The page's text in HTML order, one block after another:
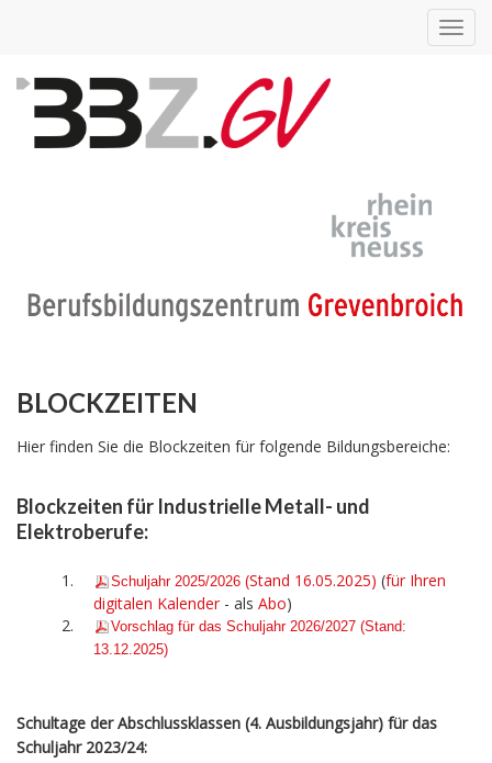
BLOCKZEITEN
Hier finden Sie die Blockzeiten für folgende Bildungsbereiche:
Blockzeiten für Industrielle Metall- und
Elektroberufe:
Schuljahr 2025/2026 (Stand 16.05.2025) (für Ihren
digitalen Kalender - als Abo)
Vorschlag für das Schuljahr 2026/2027 (Stand:
13.12.2025)
Schultage der Abschlussklassen (4. Ausbildungsjahr) für das
Schuljahr 2023/24: